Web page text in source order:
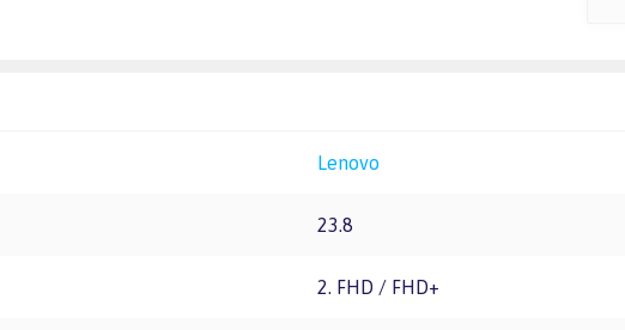
Lenovo
23.8
2. FHD / FHD+